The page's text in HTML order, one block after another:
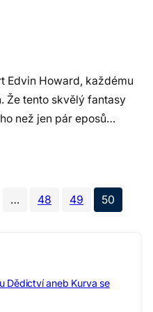
Edvin Howard, každému
Že tento skvělý fantasy
než jen pár eposů…
… 48 49 50
Dědictví aneb Kurva se